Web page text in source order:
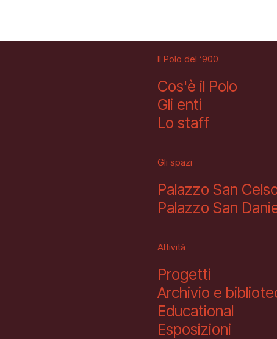
Il Polo del ‘900
Cos'è il Polo
Gli enti
Lo staff
Gli spazi
Palazzo San
Palazzo San
Attività
Progetti
Archivio e
Educational
Esposizioni